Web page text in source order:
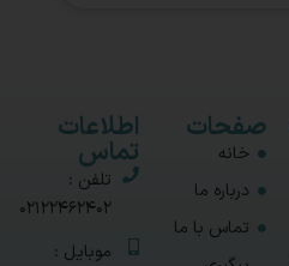
صفحات
خانه
درباره ما
تماس با ما
اطلاعات
تماس
تلفن :
02122462402
موبایل :